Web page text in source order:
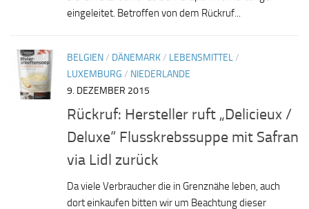
eingeleitet. Betroffen von dem Rückruf...
BELGIEN/ DÄNEMARK/ LEBENSMITTEL/
LUXEMBURG / NIEDERLANDE
9. DEZEMBER 2015
Rückruf: Hersteller ruft „Delicieux /
Deluxe“ Flusskrebssuppe mit Safran
via Lidl zurück
Da viele Verbraucher die in Grenznähe leben, auch
dort einkaufen bitten wir um Beachtung dieser